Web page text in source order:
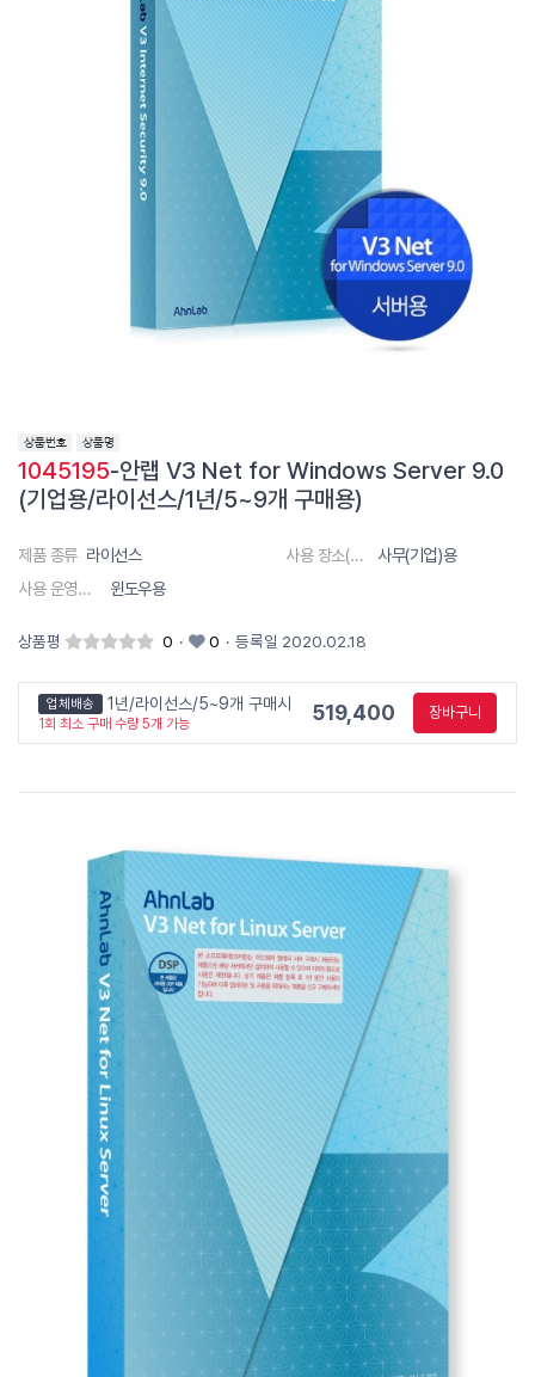
1045195-안랩 V3 Net for Windows Server 9.0
(기업용/라이선스/1년/5~9개 구매용)
제품 종류 라이선스 사용 장소(대상)
사무(기업)용
사용 운영체제
윈도우용
상품평 0 · 0 · 등록일 2020.02.18
업체배송 1년/라이선스/5~9개 구매시
1회 최소 구매 수량 5개 가능 519,400 장바구니